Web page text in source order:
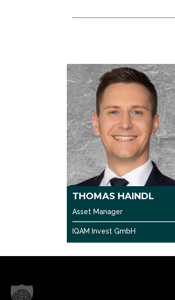
THOMAS HAINDL
Asset Manager
IQAM Invest GmbH